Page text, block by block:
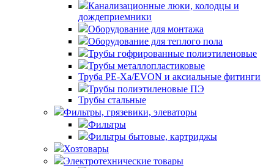
Канализационные люки, колодцы и
дождеприемники
Оборудование для монтажа
Оборудование для теплого пола
Трубы гофрированные полиэтиленовые
Трубы металлопластиковые
Труба PE-Xa/EVON и аксиальные фитинги
Трубы полиэтиленовые ПЭ
Трубы стальные
Фильтры, грязевики, элеваторы
Фильтры
Фильтры бытовые, картриджы
Хозтовары
Электротехнические товары